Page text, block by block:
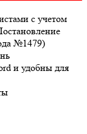
с учетом
№1479)
и удобны для